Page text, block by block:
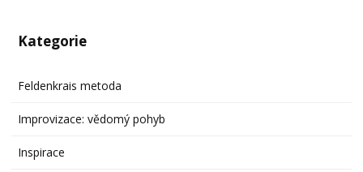
Kategorie
Feldenkrais metoda
Improvizace: vědomý pohyb
Inspirace